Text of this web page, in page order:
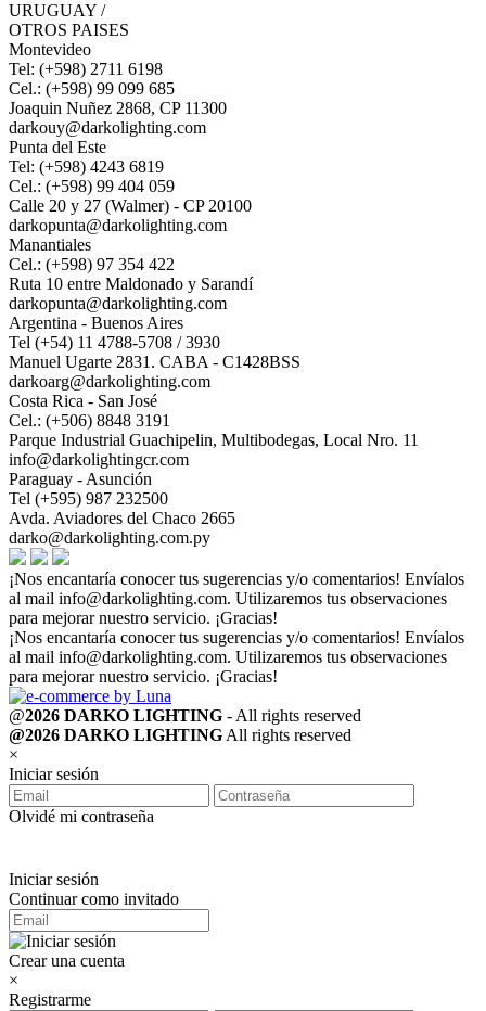
URUGUAY /
OTROS PAISES
Montevideo
Tel: (+598) 2711 6198
Cel.: (+598) 99 099 685
Joaquin Nuñez 2868, CP 11300
darkouy@darkolighting.com
Punta del Este
Tel: (+598) 4243 6819
Cel.: (+598) 99 404 059
Calle 20 y 27 (Walmer) - CP 20100
darkopunta@darkolighting.com
Manantiales
Cel.: (+598) 97 354 422
Ruta 10 entre Maldonado y Sarandí
darkopunta@darkolighting.com
Argentina - Buenos Aires
Tel (+54) 11 4788-5708 / 3930
Manuel Ugarte 2831. CABA - C1428BSS
darkoarg@darkolighting.com
Costa Rica - San José
Cel.: (+506) 8848 3191
Parque Industrial Guachipelin, Multibodegas, Local Nro. 11
info@darkolightingcr.com
Paraguay - Asunción
Tel (+595) 987 232500
Avda. Aviadores del Chaco 2665
darko@darkolighting.com.py
¡Nos encantaría conocer tus sugerencias y/o comentarios! Envíalos
al mail info@darkolighting.com. Utilizaremos tus observaciones
para mejorar nuestro servicio. ¡Gracias!
¡Nos encantaría conocer tus sugerencias y/o comentarios! Envíalos
al mail info@darkolighting.com. Utilizaremos tus observaciones
para mejorar nuestro servicio. ¡Gracias!
@2026 DARKO LIGHTING - All rights reserved
@2026 DARKO LIGHTINGAll rights reserved
×
Iniciar sesión
Olvidé mi contraseña
Iniciar sesión
Continuar como invitado
Crear una cuenta
×
Registrarme